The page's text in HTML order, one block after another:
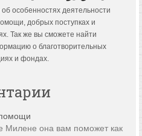
особенностях деятельности
добрых поступках и
Так же вы сможете найти
о благотворительных
и фондах.
она вам поможет как